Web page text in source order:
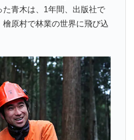
青木は、1年間、出版社で
原村で林業の世界に飛び込